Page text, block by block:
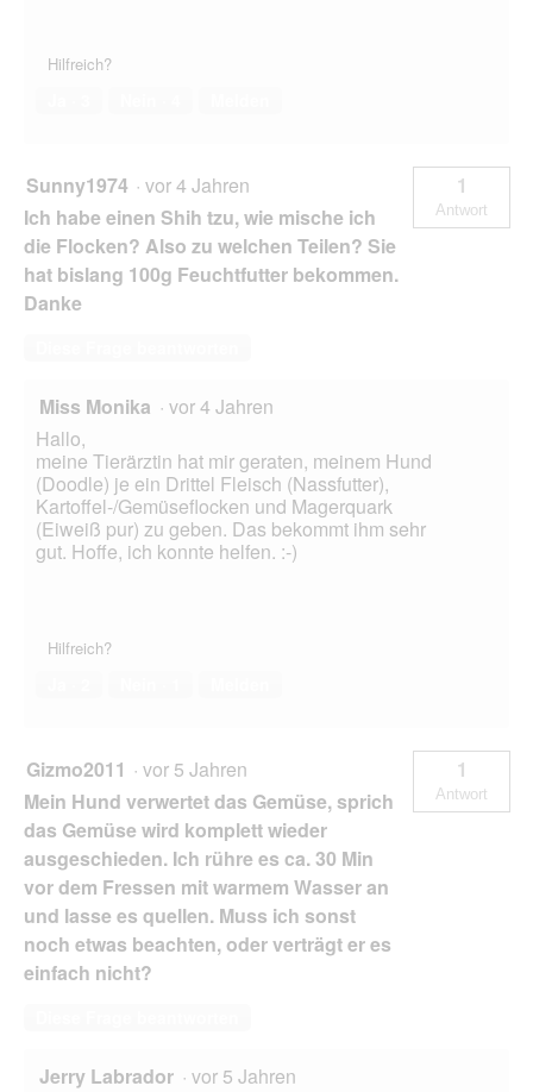
Hilfreich?
Sunny1974 · vor 4 Jahren
Ich habe einen Shih tzu, wie mische ich
die Flocken? Also zu welchen Teilen? Sie
hat bislang 100g Feuchtfutter bekommen.
Danke
1
Antwort
Miss Monika · vor 4 Jahren
Hallo,
meine Tierärztin hat mir geraten, meinem Hund
(Doodle) je ein Drittel Fleisch (Nassfutter),
Kartoffel-/Gemüseflocken und Magerquark
(Eiweiß pur) zu geben. Das bekommt ihm sehr
gut. Hoffe, ich konnte helfen. :-)
Hilfreich?
Gizmo2011 · vor 5 Jahren
Mein Hund verwertet das Gemüse, sprich
das Gemüse wird komplett wieder
ausgeschieden. Ich rühre es ca. 30 Min
vor dem Fressen mit warmem Wasser an
und lasse es quellen. Muss ich sonst
noch etwas beachten, oder verträgt er es
einfach nicht?
1
Antwort
Jerry Labrador · vor 5 Jahren